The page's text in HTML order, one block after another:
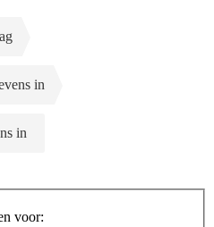
in
in
voor: